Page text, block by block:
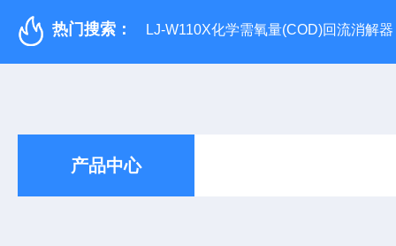
热门搜索： LJ-W110X化学需氧量(COD)回流消解器
产品中心